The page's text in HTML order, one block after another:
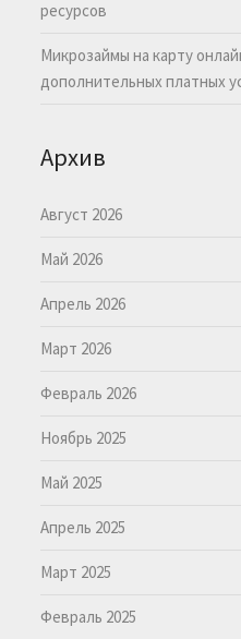
ресурсов
Микрозаймы на карту
дополнительных платных
Архив
Август 2026
Май 2026
Апрель 2026
Март 2026
Февраль 2026
Ноябрь 2025
Май 2025
Апрель 2025
Март 2025
Февраль 2025